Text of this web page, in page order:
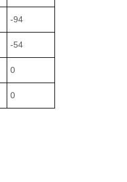
-94
-54
0
0